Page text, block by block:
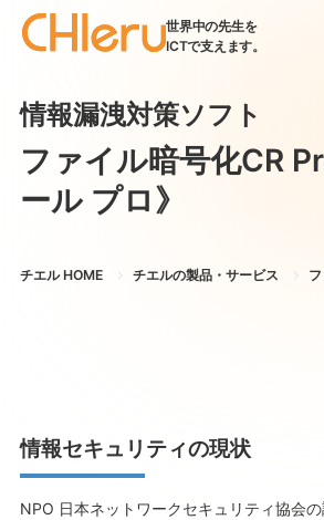
世界中の先生を
ICTで支えます。
情報漏洩対策ソフト
ファイル暗号化CR
ール プロ》
チエル HOME チエルの製品・サービス
情報セキュリティの現状
NPO 日本ネットワークセキュリティ協会